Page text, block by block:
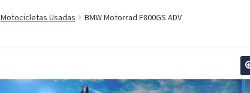
Motocicletas Usadas BMW Motorrad F800GS ADV